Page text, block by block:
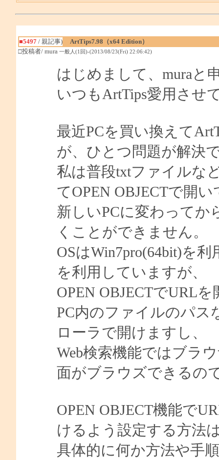
■5497/ 親記事)
ArtTips7.98（x64 Edition）
□投稿者/ mura 一般人(1回)-(2013/08/23(Fri) 22:06:42)
はじめまして、muraと
いつもArtTips愛用させ
最近PCを買い換えて
が、ひとつ問題が解決
私は普段txtファイルな
てOPEN OBJECTで開
新しいPCに変わって
くことができません。
OSはWin7pro(64bit)を
を利用していますが、
OPEN OBJECTでURL
PC内のファイルのパ
ローラで開けますし、
Web検索機能ではブラ
面がブラウズできるの
OPEN OBJECT機能で
けるよう設定する方法
具体的に何か方法や手